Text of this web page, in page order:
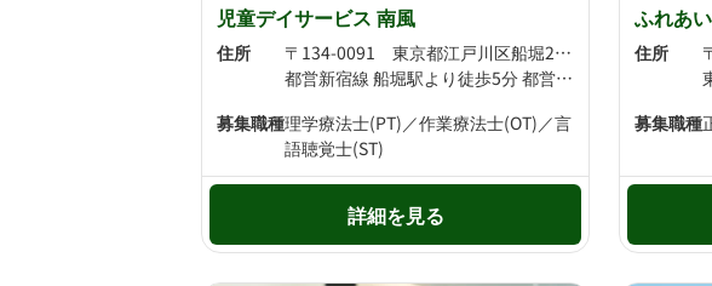
児童デイサービス 南風
住所
〒134-0091 東京都江戸川区船堀2-18-5
都営新宿線 船堀駅より徒歩5分 都営新宿線 東大島駅より徒歩20分
募集職種理学療法士(PT)／作業療法士(OT)／言
語聴覚士(ST)
詳細を見る
ふれあ
住所
募集職種